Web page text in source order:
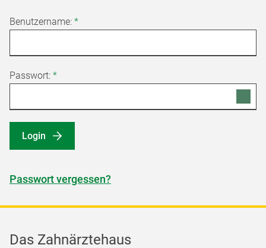
Benutzername: *
Passwort: *
Login
Passwort vergessen?
Das Zahnärztehaus